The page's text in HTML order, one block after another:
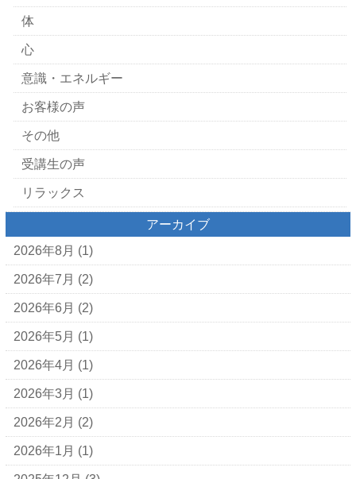
体
心
意識・エネルギー
お客様の声
その他
受講生の声
リラックス
アーカイブ
2026年8月 (1)
2026年7月 (2)
2026年6月 (2)
2026年5月 (1)
2026年4月 (1)
2026年3月 (1)
2026年2月 (2)
2026年1月 (1)